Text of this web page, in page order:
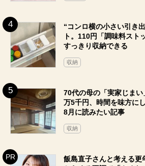
“コンロ横の小さい引き
ト。110円「調味料スト
すっきり収納できる
収納
70代の母の「実家じま
万5千円、時間を味方に
8月に読みたい記事
収納
飯島直子さんと考える更